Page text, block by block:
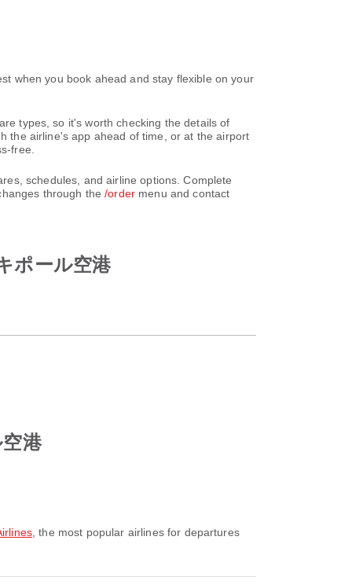
when you book ahead and stay flexible on your
types, so it's worth checking the details of
the airline's app ahead of time, or at the airport
free.
schedules, and airline options. Complete
through the/order menu and contact
ポール空港
港
, the most popular airlines for departures